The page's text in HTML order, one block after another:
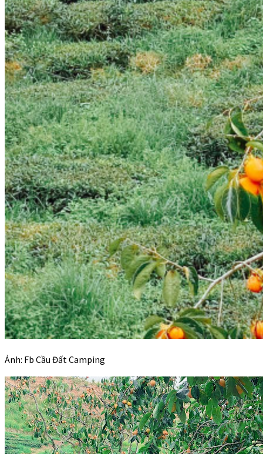
Ảnh: Fb Cầu Đất Camping